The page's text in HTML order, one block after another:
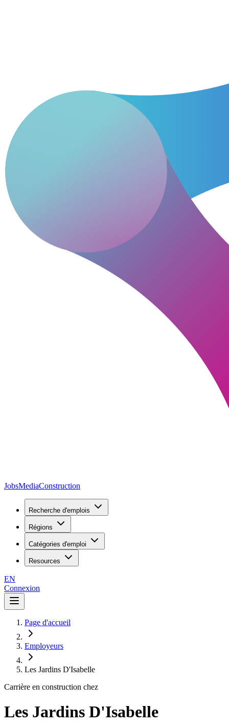
JobsMediaConstruction
Recherche d'emplois
Régions
Catégories d'emploi
Resources
EN
Connexion
Page d'accueil
Employeurs
Les Jardins D'Isabelle
Carrière en construction chez
Les Jardins D'Isabelle